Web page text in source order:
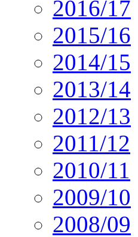
2016/17
2015/16
2014/15
2013/14
2012/13
2011/12
2010/11
2009/10
2008/09